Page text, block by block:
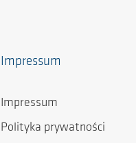
Impressum
Impressum
Polityka prywatności